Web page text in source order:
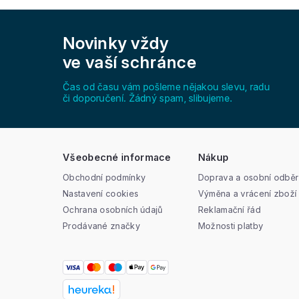
Novinky vždy
ve vaší schránce
Čas od času vám pošleme nějakou slevu, radu
či doporučení. Žádný spam, slibujeme.
Všeobecné informace
Obchodní podmínky
Nastavení cookies
Ochrana osobních údajů
Prodávané značky
Nákup
Doprava a osobní odběr
Výměna a vrácení zboží
Reklamační řád
Možnosti platby